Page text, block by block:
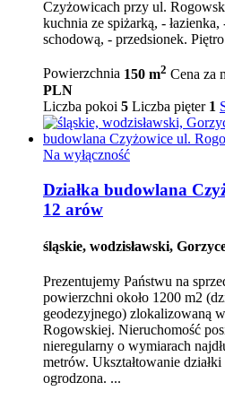
Czyżowicach przy ul.
kuchnia ze spiżarką, -
schodową, - przedsionek.
Powierzchnia 150 m2 Cena za
PLN
Liczba pokoi 5 Liczba pięter 1
Na wyłączność
Działka budowlana
12 arów
śląskie, wodzisławski,
Prezentujemy Państwu na
powierzchni około 1200 m2
geodezyjnego) zlokalizowaną
Rogowskiej. Nieruchomość
nieregularny o wymiarach
metrów. Ukształtowanie
ogrodzona. ...